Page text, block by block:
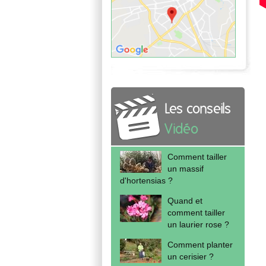
Les conseils
Vidéo
Comment tailler
un massif
d'hortensias ?
Quand et
comment tailler
un laurier rose ?
Comment planter
un cerisier ?